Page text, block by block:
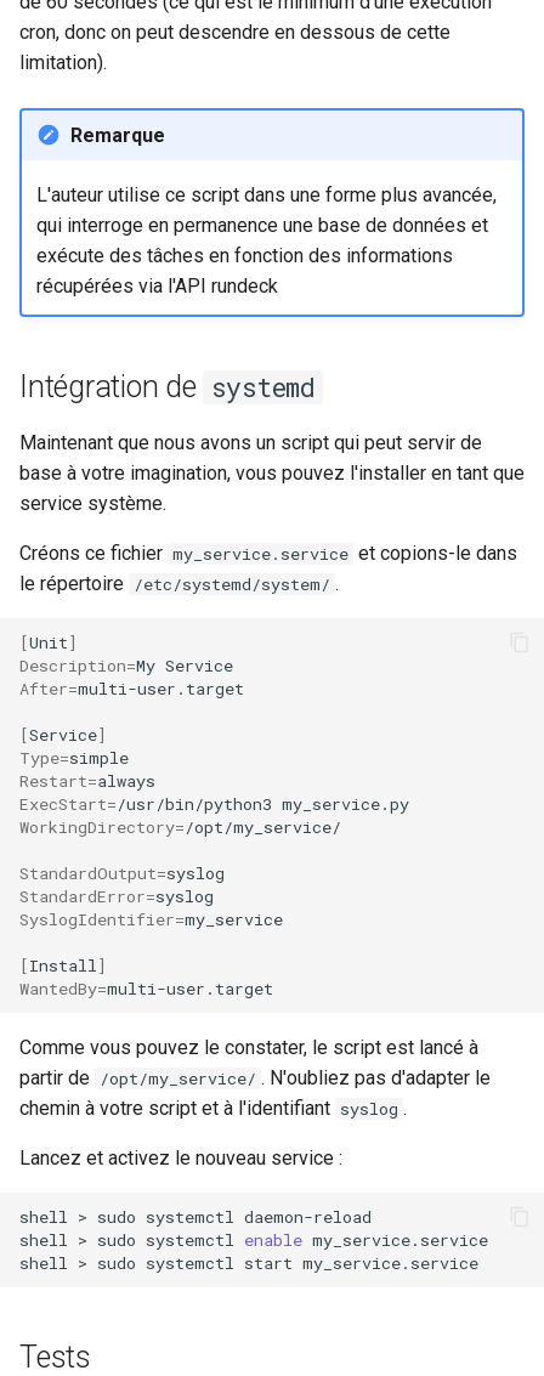
Troubleshooting
Virtualization
Web
cron, donc on peut descendre en dessous de cette
limitation).
Remarque
L'auteur utilise ce script dans une forme plus avancée,
qui interroge en permanence une base de données et
exécute des tâches en fonction des informations
récupérées via l'API rundeck
Intégration de systemd
Maintenant que nous avons un script qui peut servir de
base à votre imagination, vous pouvez l'installer en tant que
service système.
Créons ce fichier my_service.service et copions-le dans
le répertoire /etc/systemd/system/ .
[Unit]
Description=My
After=multi-user.target
[Service]
Type=
Restart=
ExecStart=/usr/bin/python3
WorkingDirectory=/opt/my_service/
StandardOutput=
StandardError=
SyslogIdentifier=my_service
[Install ]
WantedBy=
Comme vous pouvez le constater, le script est lancé à
partir de /opt/my_service/ . N'oubliez pas d'adapter le
chemin à votre script et à l'identifiant syslog .
Lancez et activez le nouveau service :
shell > sudo systemctl
daemon-reload
shell
> sudo systemctl enable my_service.service
shell
> sudo systemctl start
Tests